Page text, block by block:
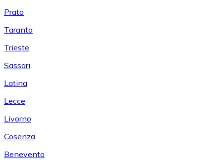
Prato
Taranto
Trieste
Sassari
Latina
Lecce
Livorno
Cosenza
Benevento